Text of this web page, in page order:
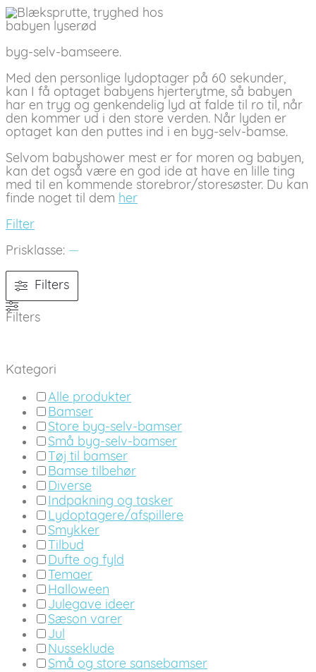
byg-selv-bamseere.
Med den personlige lydoptager på 60 sekunder,
kan I få optaget babyens hjerterytme, så babyen
har en tryg og genkendelig lyd at falde til ro til, når
den kommer ud i den store verden. Når lyden er
optaget kan den puttes ind i en byg-selv-bamse.
Selvom babyshower mest er for moren og babyen,
kan det også være en god ide at have en lille ting
med til en kommende storebror/storesøster. Du kan
finde noget til dem her
Filter
Prisklasse: —
Filters
Filters
Kategori
Alle produkter
Bamser
Store byg-selv-bamser
Små byg-selv-bamser
Tøj til bamser
Bamse tilbehør
Diverse
Indpakning og tasker
Lydoptagere/afspillere
Smykker
Tilbud
Dufte og fyld
Temaer
Halloween
Julegave ideer
Sæson varer
Jul
Nusseklude
Små og store sansebamser